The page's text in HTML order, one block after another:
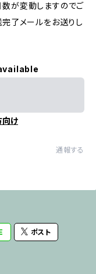
が変動しますのでご
完了メールをお送りし
向け
通報する
ポスト